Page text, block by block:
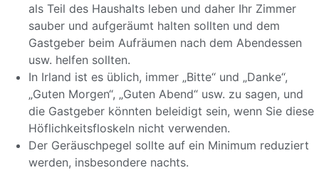
als Teil des Haushalts leben und daher Ihr Zimmer
sauber und aufgeräumt halten sollten und dem
Gastgeber beim Aufräumen nach dem Abendessen
usw. helfen sollten.
In Irland ist es üblich, immer „Bitte“ und „Danke“,
„Guten Morgen“, „Guten Abend“ usw. zu sagen, und
die Gastgeber könnten beleidigt sein, wenn Sie diese
Höflichkeitsfloskeln nicht verwenden.
Der Geräuschpegel sollte auf ein Minimum reduziert
werden, insbesondere nachts.